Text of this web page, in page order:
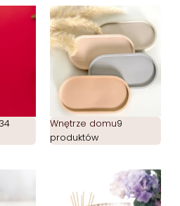
Wnętrze domu9
produktów